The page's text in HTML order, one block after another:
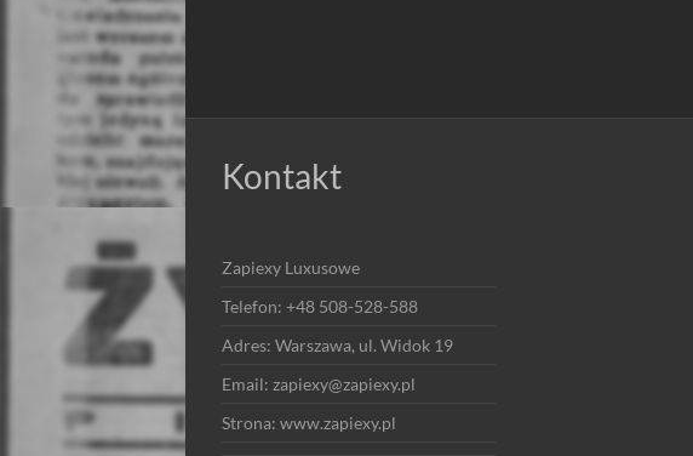
Kontakt
Zapiexy Luxusowe
Telefon: +48 508-528-588
Adres: Warszawa, ul. Widok 19
Email: zapiexy@zapiexy.pl
Strona: www.zapiexy.pl